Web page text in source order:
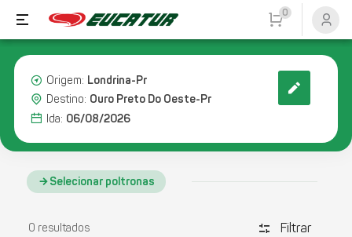
0
Origem: Londrina-Pr
Destino: Ouro Preto Do Oeste-Pr
Ida: 06/08/2026
Selecionar poltronas
0 resultados discover_tune Filtrar